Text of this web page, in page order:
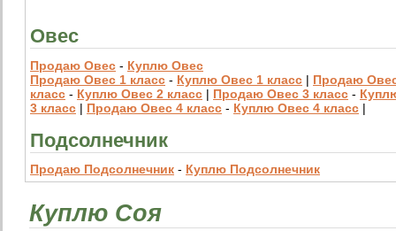
Овес
Продаю Овес - Куплю Овес
Продаю Овес 1 класс - Куплю Овес 1 класс | Продаю
класс - Куплю Овес 2 класс | Продаю Овес 3 класс -
3 класс | Продаю Овес 4 класс - Куплю Овес 4 класс |
Подсолнечник
Продаю Подсолнечник - Куплю Подсолнечник
Куплю Соя